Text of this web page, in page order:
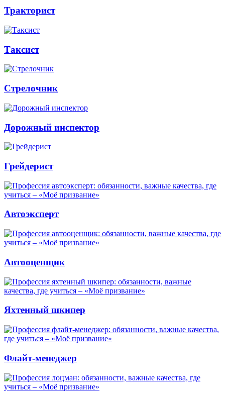
Тракторист
Таксист
Стрелочник
Дорожный инспектор
Грейдерист
Автоэксперт
Автооценщик
Яхтенный шкипер
Флайт-менеджер